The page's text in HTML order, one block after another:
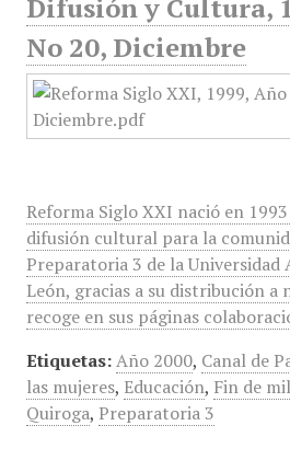
Difusión y Cultura,
No 20, Diciembre
Reforma Siglo XXI nació en
difusión cultural para la
Preparatoria 3 de la Universidad
León, gracias a su distribución a
recoge en sus páginas
Etiquetas: Año 2000, Canal de
las mujeres, Educación, Fin de
Quiroga, Preparatoria 3